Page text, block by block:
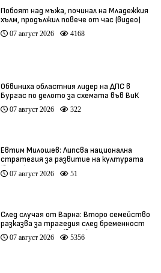
Побоят над мъжа, починал на Младежкия
хълм, продължил повече от час (видео)
07 август 2026 4168
Обвиниха областния лидер на ДПС в
Бургас по делото за схемата във ВиК
07 август 2026 322
Евтим Милошев: Липсва национална
стратегия за развитие на културата
(видео)
07 август 2026 51
След случая от Варна: Второ семейство
разказва за трагедия след бременност
при същия лекар (видео)
07 август 2026 5356